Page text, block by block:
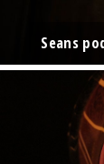
Seans